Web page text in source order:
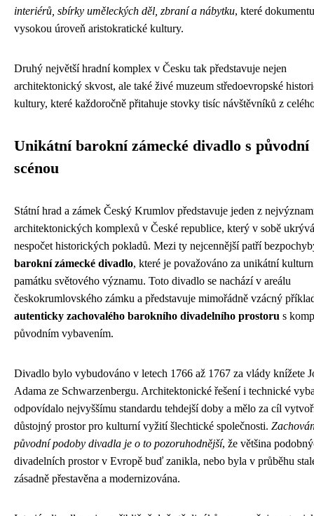
interiérů, sbírky uměleckých děl, zbraní a nábytku, které
vysokou úroveň aristokratické kultury.
Druhý největší hradní komplex v Česku tak představuje nejen
architektonický skvost, ale také živé muzeum středoevropské
kultury, které každoročně přitahuje stovky tisíc návštěvníků z
Unikátní barokní zámecké divadlo s původní
scénou
Státní hrad a zámek Český Krumlov představuje jeden z
architektonických komplexů v České republice, který v sobě ukrývá
nespočet historických pokladů. Mezi ty nejcennější patří
barokní zámecké divadlo, které je považováno za unikátní
památku světového významu. Toto divadlo se nachází v areálu
českokrumlovského zámku a představuje mimořádně vzácný
autenticky zachovalého barokního divadelního prostoru s
původním vybavením.
Divadlo bylo vybudováno v letech 1766 až 1767 za vlády knížete
Adama ze Schwarzenbergu. Architektonické řešení i technické
odpovídalo nejvyššímu standardu tehdejší doby a mělo za cíl
důstojný prostor pro kulturní vyžití šlechtické společnosti.
původní podoby divadla je o to pozoruhodnější, že většina
divadelních prostor v Evropě buď zanikla, nebo byla v průběhu
zásadně přestavěna a modernizována.